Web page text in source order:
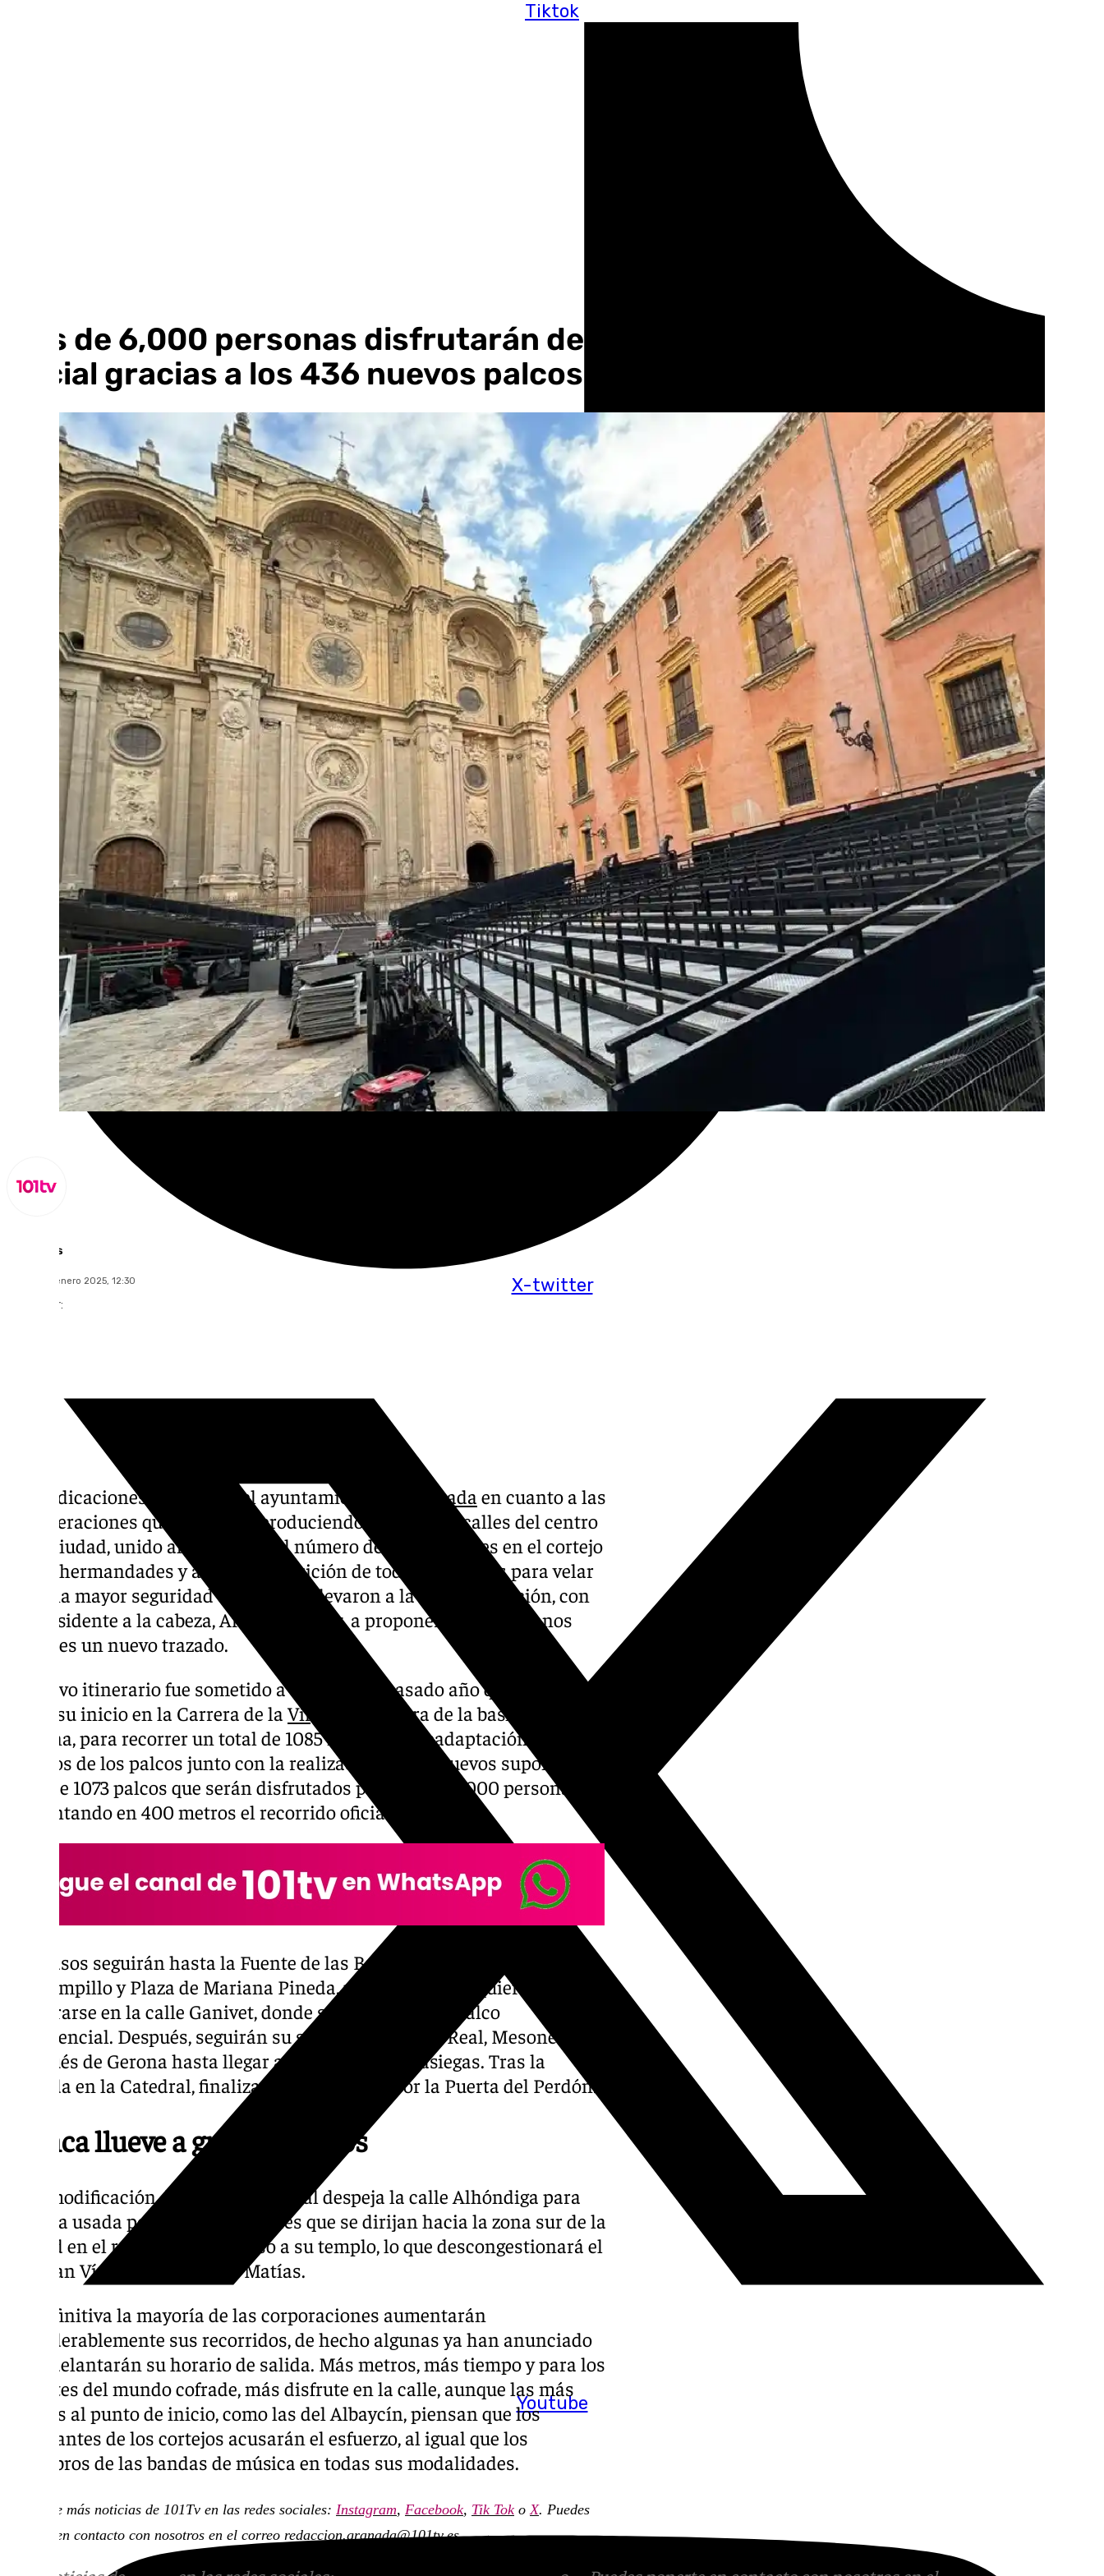
Tiktok
X-twitter
Youtube
Más de 6,000 personas disfrutarán del nuevo trazado de la carrera
oficial gracias a los 436 nuevos palcos
Lynx Devs
viernes, 31 enero 2025, 12:30
Compartir:
Las indicaciones por parte del ayuntamiento de Granada en cuanto a las
aglomeraciones que se venían produciendo en algunas calles del centro
de la ciudad, unido al aumento del número de participantes en el cortejo
de las hermandades y a la predisposición de todas las partes para velar
por una mayor seguridad ciudadana, llevaron a la Real Federación, con
su presidente a la cabeza, Armando Ortiz, a proponer a los hermanos
mayores un nuevo trazado.
El nuevo itinerario fue sometido a votación el pasado año quedando
fijado su inicio en la Carrera de laVirgen
a la altura de la basílica de la
patrona, para recorrer un total de 1085 metros. La readaptación de
algunos de los palcos junto con la realización de los nuevos supone un
total de 1073 palcos que serán disfrutados por más de 6.000 personas
aumentando en 400 metros el recorrido oficial.
Los pasos seguirán hasta la Fuente de las Batallas y Bibataubín, Plaza
del Campillo y Plaza de Mariana Pineda, para girar a la izquierda y
adentrarse en la calle Ganivet, donde se mantendrá el palco
presidencial. Después, seguirán su subida por Puerta Real, Mesones y
Marqués de Gerona hasta llegar a la Plaza de las Pasiegas. Tras la
entrada en la Catedral, finalizarán el recorrido por la Puerta del Perdón.
Nunca llueve a gusto de todos
Esta modificación de la carrera oficial despeja la calle Alhóndiga para
que sea usada por las hermandades que se dirijan hacia la zona sur de la
ciudad en el recorrido de regreso a su templo, lo que descongestionará el
eje Gran Vía con la calle San Matías.
En definitiva la mayoría de las corporaciones aumentarán
considerablemente sus recorridos, de hecho algunas ya han anunciado
que adelantarán su horario de salida. Más metros, más tiempo y para los
amantes del mundo cofrade, más disfrute en la calle, aunque las más
lejanas al punto de inicio, como las del Albaycín, piensan que los
integrantes de los cortejos acusarán el esfuerzo, al igual que los
miembros de las bandas de música en todas sus modalidades.
Descubre más noticias de 101Tv en las redes sociales: Instagram, Facebook, Tik Tok oX. Puedes
ponerte en contacto con nosotros en el correo redaccion.granada@101tv.es